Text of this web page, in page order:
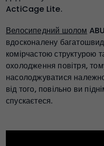
ActiCage Lite.
Велосипедний шолом
вдосконалену
комірчастою структурою
охолодження повітря,
насолоджуватися
від того, повільно ви
спускаєтеся.